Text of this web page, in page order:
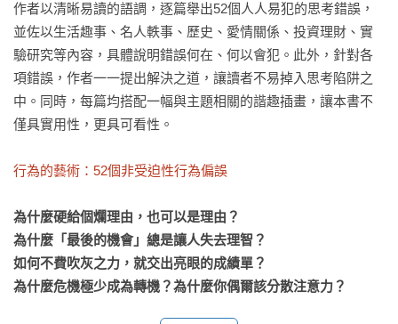
作者以清晰易讀的語調，逐篇舉出52個人人易犯的思考錯誤，
並佐以生活趣事、名人軼事、歷史、愛情關係、投資理財、實
驗研究等內容，具體說明錯誤何在、何以會犯。此外，針對各
項錯誤，作者一一提出解決之道，讓讀者不易掉入思考陷阱之
中。同時，每篇均搭配一幅與主題相關的諧趣插畫，讓本書不
僅具實用性，更具可看性。
行為的藝術：52個非受迫性行為偏誤
為什麼硬給個爛理由，也可以是理由？
為什麼「最後的機會」總是讓人失去理智？
如何不費吹灰之力，就交出亮眼的成績單？
為什麼危機極少成為轉機？為什麼你偶爾該分散注意力？